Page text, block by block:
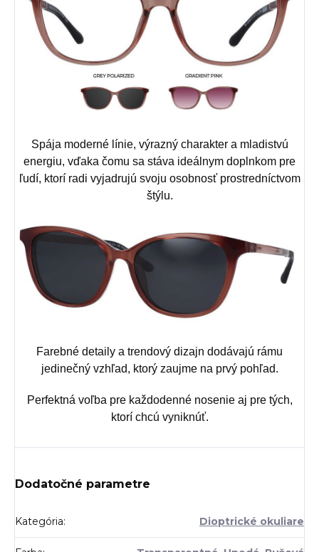
Spája moderné línie, výrazný charakter a mladistvú
energiu, vďaka čomu sa stáva ideálnym doplnkom pre
ľudí, ktorí radi vyjadrujú svoju osobnosť prostredníctvom
štýlu.
Farebné detaily a trendový dizajn dodávajú rámu
jedinečný vzhľad, ktorý zaujme na prvý pohľad.
Perfektná voľba pre každodenné nosenie aj pre tých,
ktorí chcú vyniknúť.
Dodatočné parametre
Kategória: Dioptrické okuliare